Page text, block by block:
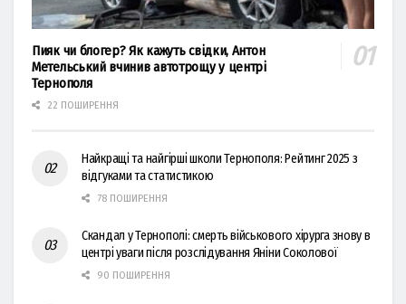
Пияк чи блогер? Як кажуть свідки, Антон
Метельський вчинив автотрощу у центрі
Тернополя
22 ПОШИРЕННЯ
Найкращі та найгірші школи Тернополя: Рейтинг 2025 з
відгуками та статистикою
78 ПОШИРЕННЯ
Скандал у Тернополі: смерть військового хірурга знову в
центрі уваги після розслідування Яніни Соколової
90 ПОШИРЕННЯ